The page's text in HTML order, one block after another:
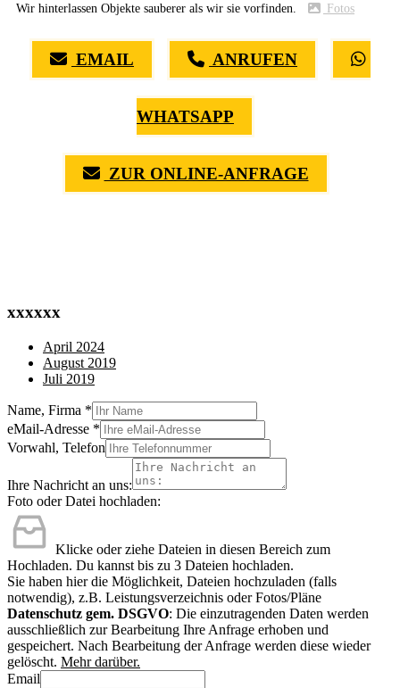
Wir hinterlassen Objekte sauberer als wir sie vorfinden. Fotos
EMAIL ANRUFEN
WHATSAPP
ZUR ONLINE-ANFRAGE
xxxxxx
April 2024
August 2019
Juli 2019
Name, Firma *
eMail-Adresse *
Vorwahl, Telefon
Ihre Nachricht an uns:
Foto oder Datei hochladen:
Klicke oder ziehe Dateien in diesen Bereich zum
Hochladen. Du kannst bis zu 3 Dateien hochladen.
Sie haben hier die Möglichkeit, Dateien hochzuladen (falls
notwendig), z.B. Leistungsverzeichnis oder Fotos/Pläne
Datenschutz gem. DSGVO: Die einzutragenden Daten werden
ausschließlich zur Bearbeitung Ihre Anfrage erhoben und
gespeichert. Nach Bearbeitung der Anfrage werden diese wieder
gelöscht. Mehr darüber.
Email